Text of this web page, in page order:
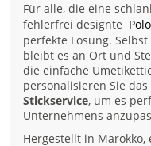
Für alle, die eine
fehlerfrei designte Polo
perfekte Lösung.
bleibt es an Ort und
die einfache
personalisieren Sie
Stickservice, um es
Unternehmens
Hergestellt in Marokko,